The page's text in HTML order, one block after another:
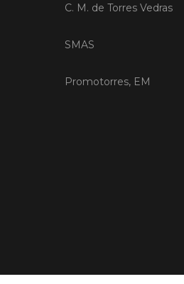
C. M. de Torres Vedras
SMAS
Promotorres, EM